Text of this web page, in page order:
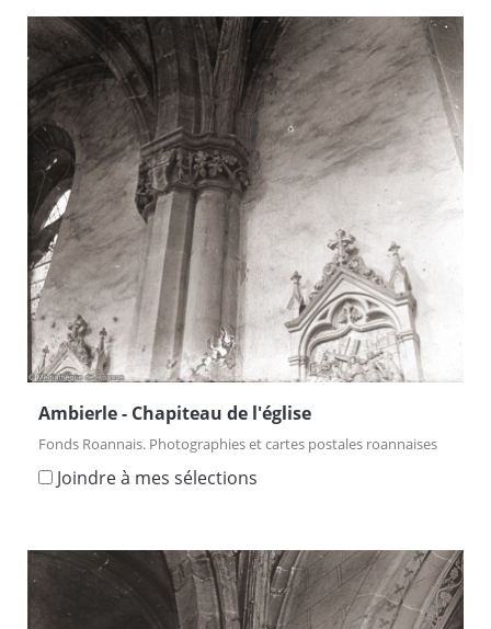
Ambierle - Chapiteau de l'église
Fonds Roannais. Photographies et cartes postales roannaises
Joindre à mes sélections